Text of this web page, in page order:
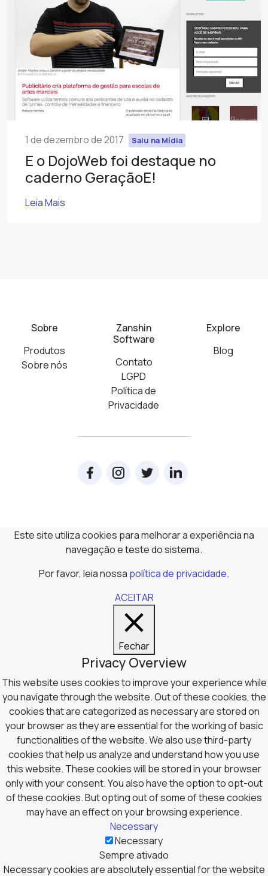
1 de dezembro de 2017 Saiu na Mídia
E o DojoWeb foi destaque no
caderno GeraçãoE!
Leia Mais
Sobre
Produtos
Sobre nós
Zanshin
Software
Contato
LGPD
Política de
Privacidade
Explore
Blog
Este site utiliza cookies para melhorar a experiência na
navegação e teste do sistema.
Por favor, leia nossa política de privacidade.
ACEITAR
Fechar
Privacy Overview
This website uses cookies to improve your experience while
you navigate through the website. Out of these cookies, the
cookies that are categorized as necessary are stored on
your browser as they are essential for the working of basic
functionalities of the website. We also use third-party
cookies that help us analyze and understand how you use
this website. These cookies will be stored in your browser
only with your consent. You also have the option to opt-out
of these cookies. But opting out of some of these cookies
may have an effect on your browsing experience.
Necessary
Necessary
Sempre ativado
Necessary cookies are absolutely essential for the website